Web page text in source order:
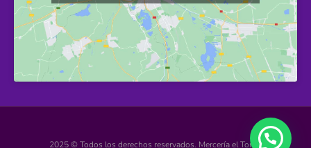
2025 © Todos los derechos reservados. Mercería el Torcal